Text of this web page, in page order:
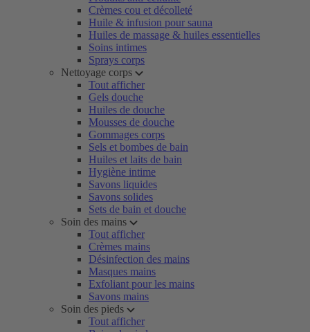
Crèmes cou et décolleté
Huile & infusion pour sauna
Huiles de massage & huiles essentielles
Soins intimes
Sprays corps
Nettoyage corps
Tout afficher
Gels douche
Huiles de douche
Mousses de douche
Gommages corps
Sels et bombes de bain
Huiles et laits de bain
Hygiène intime
Savons liquides
Savons solides
Sets de bain et douche
Soin des mains
Tout afficher
Crèmes mains
Désinfection des mains
Masques mains
Exfoliant pour les mains
Savons mains
Soin des pieds
Tout afficher